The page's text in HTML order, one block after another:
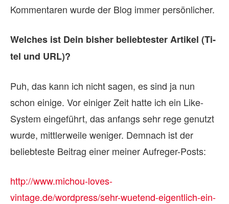
Kommentaren wurde der Blog immer persönlicher.
Wel­ches ist Dein bis­her be­lieb­tes­ter Ar­ti­kel (Ti­
tel und URL)?
Puh, das kann ich nicht sagen, es sind ja nun
schon einige. Vor einiger Zeit hatte ich ein Like-
System eingeführt, das anfangs sehr rege genutzt
wurde, mittlerweile weniger. Demnach ist der
beliebteste Beitrag einer meiner Aufreger-Posts:
http://www.michou-loves-
vintage.de/wordpress/sehr-wuetend-eigentlich-ein-